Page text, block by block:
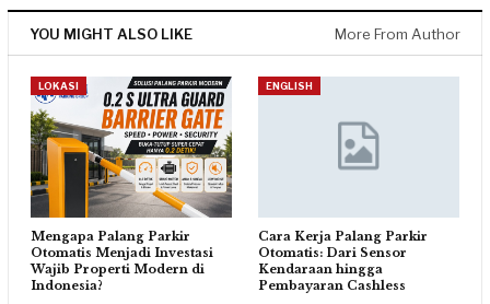
YOU MIGHT ALSO LIKE More From Author
LOKASI
Mengapa Palang Parkir
Otomatis Menjadi Investasi
Wajib Properti Modern di
Indonesia?
ENGLISH
Cara Kerja Palang Parkir
Otomatis: Dari Sensor
Kendaraan hingga
Pembayaran Cashless